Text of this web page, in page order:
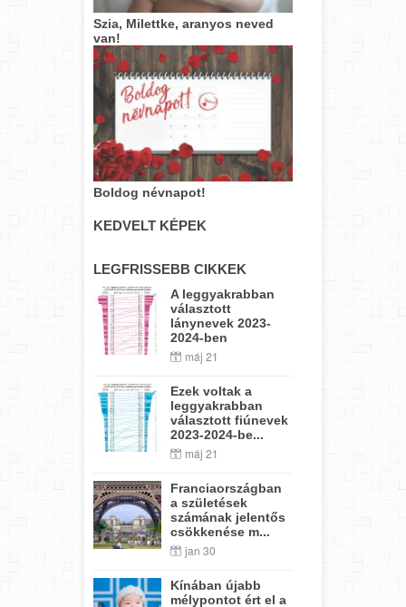
Szia, Milettke, aranyos neved
van!
Boldog névnapot!
KEDVELT KÉPEK
LEGFRISSEBB CIKKEK
A leggyakrabban
választott
lánynevek 2023-
2024-ben
máj 21
Ezek voltak a
leggyakrabban
választott fiúnevek
2023-2024-be...
máj 21
Franciaországban
a születések
számának jelentős
csökkenése m...
jan 30
Kínában újabb
mélypontot ért el a